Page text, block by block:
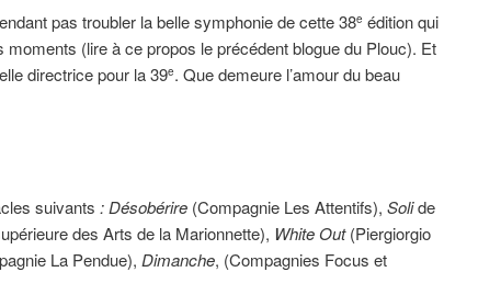
pas troubler la belle symphonie de cette 38e édition qui
(lire à ce propos le précédent blogue du Plouc). Et
directrice pour la 39e. Que demeure l’amour du beau
suivants : Désobérire(Compagnie Les Attentifs), Solide
des Arts de la Marionnette), White Out(Piergiorgio
La Pendue), Dimanche, (Compagnies Focus et